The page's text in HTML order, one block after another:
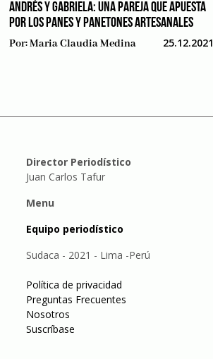
ANDRÉS Y GABRIELA: UNA PAREJA QUE APUESTA
POR LOS PANES Y PANETONES ARTESANALES
Por:Maria Claudia Medina 25.12.2021
Director Periodístico
Juan Carlos Tafur
Menu
Equipo periodístico
Sudaca - 2021 - Lima -Perú
Política de privacidad
Preguntas Frecuentes
Nosotros
Suscríbase